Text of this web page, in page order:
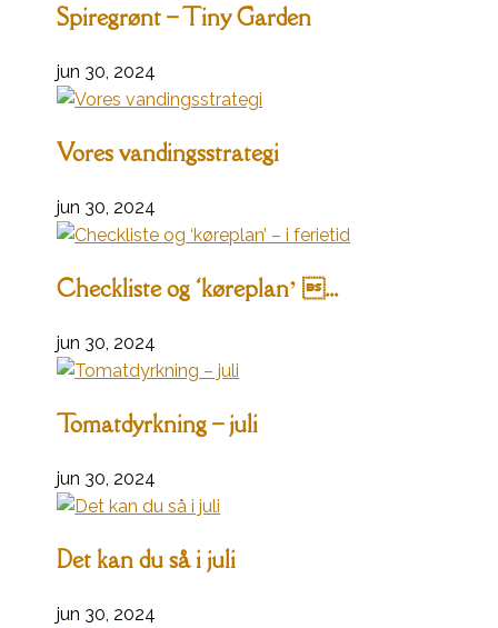
Spiregrønt – Tiny Garden
jun 30, 2024
Vores vandingsstrategi
jun 30, 2024
Checkliste og ‘køreplan’ ...
jun 30, 2024
Tomatdyrkning – juli
jun 30, 2024
Det kan du så i juli
jun 30, 2024